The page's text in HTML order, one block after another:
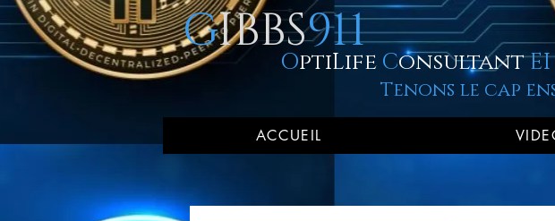
GIBBS911
OptiLife ConsultantEI
Tenons le cap
ACCUEIL